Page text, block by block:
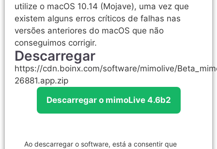
utilize o macOS 10.14 (Mojave), uma vez que
existem alguns erros críticos de falhas nas
versões anteriores do macOS que não
conseguimos corrigir.
Descarregar
https://cdn.boinx.com/software/mimolive/
26881.app.zip
Descarregar o mimoLive 4.6b2
Ao descarregar o software, está a consentir que